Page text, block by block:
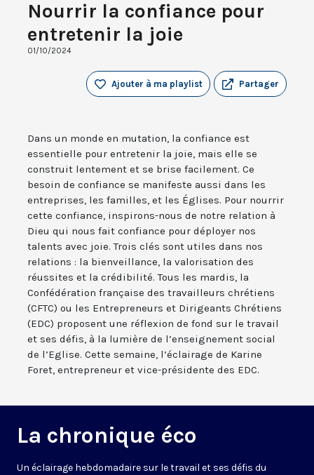
Nourrir la confiance pour
entretenir la joie
01/10/2024
Partager
Ajouter à ma playlist
Dans un monde en mutation, la confiance est
essentielle pour entretenir la joie, mais elle se
construit lentement et se brise facilement. Ce
besoin de confiance se manifeste aussi dans les
entreprises, les familles, et les Églises. Pour nourrir
cette confiance, inspirons-nous de notre relation à
Dieu qui nous fait confiance pour déployer nos
talents avec joie. Trois clés sont utiles dans nos
relations : la bienveillance, la valorisation des
réussites et la crédibilité. Tous les mardis, la
Confédération française des travailleurs chrétiens
(CFTC) ou les Entrepreneurs et Dirigeants Chrétiens
(EDC) proposent une réflexion de fond sur le travail
et ses défis, à la lumière de l’enseignement social
de l’Eglise. Cette semaine, l’éclairage de Karine
Foret, entrepreneur et vice-présidente des EDC.
La chronique éco
Un éclairage hebdomadaire sur le travail et ses défis du